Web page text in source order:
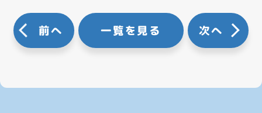
前へ 一覧を見る 次へ